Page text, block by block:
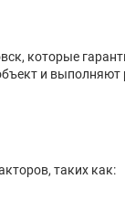
которые
и выполняют
таких как: